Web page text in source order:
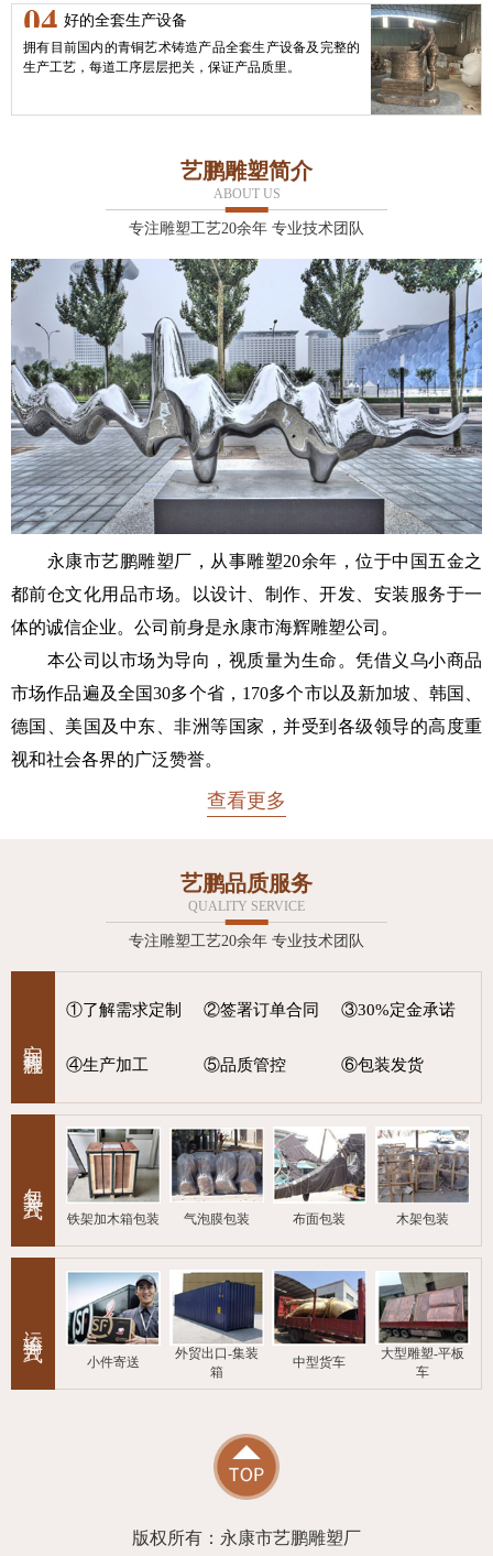
04 好的全套生产设备
拥有目前国内的青铜艺术铸造产品全套生产设备及完整的
生产工艺，每道工序层层把关，保证产品质里。
艺鹏雕塑简介
ABOUT US
专注雕塑工艺20余年 专业技术团队
永康市艺鹏雕塑厂，从事雕塑20余年，位于中国五金之
都前仓文化用品市场。以设计、制作、开发、安装服务于一
体的诚信企业。公司前身是永康市海辉雕塑公司。
本公司以市场为导向，视质量为生命。凭借义乌小商品
市场作品遍及全国30多个省，170多个市以及新加坡、韩国、
德国、美国及中东、非洲等国家，并受到各级领导的高度重
视和社会各界的广泛赞誉。
查看更多
艺鹏品质服务
QUALITY SERVICE
专注雕塑工艺20余年 专业技术团队
①了解需求定制 ②签署订单合同 ③30%定金承诺
④生产加工 ⑤品质管控 ⑥包装发货
铁架加木箱包装 气泡膜包装 布面包装 木架包装
小件寄送
外贸出口-集装
箱
中型货车
大型雕塑-平板
车
版权所有：永康市艺鹏雕塑厂